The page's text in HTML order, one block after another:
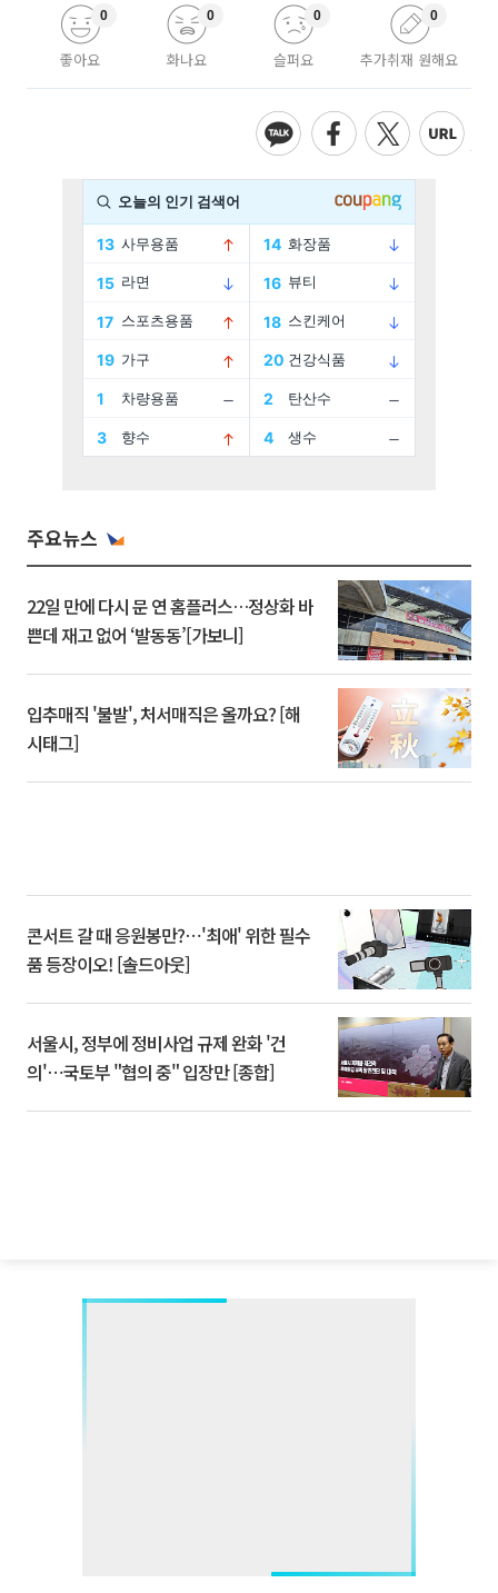
좋아요
0
화나요
0
슬퍼요
0
추가취재 원해요
0
주요뉴스
22일 만에 다시 문 연 홈플러스…정상화 바
쁜데 재고 없어 ‘발동동’[가보니]
입추매직 '불발', 처서매직은 올까요? [해
시태그]
콘서트 갈 때 응원봉만?⋯'최애' 위한 필수
품 등장이오! [솔드아웃]
서울시, 정부에 정비사업 규제 완화 '건
의'⋯국토부 "협의 중" 입장만 [종합]